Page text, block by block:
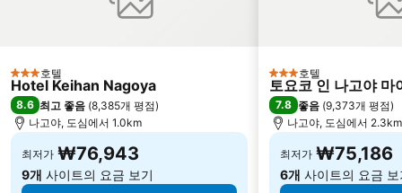
3 성급호텔
Hotel Keihan Nagoya
8.6 최고 좋음 (8,385개 평점)
나고야, 도심에서 1.0km
최저가 ₩76,943
9개 사이트의 요금 보기
3 성급호텔
토요코 인 나고야 마
7.8 좋음 (9,373개 평점)
나고야, 도심에서 2.3km
최저가 ₩75,186
6개 사이트의 요금 보